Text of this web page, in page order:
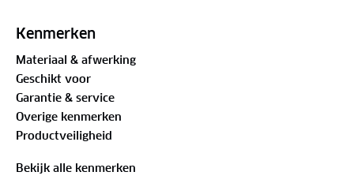
stoelhoezen verhoogt het rijcomfort door het extra
te bevestigen en universeel toepasbaar op diverse
autotypes.
Kenmerken
Materiaal & afwerking
Geschikt voor
Garantie & service
Overige kenmerken
Productveiligheid
Bekijk alle kenmerken